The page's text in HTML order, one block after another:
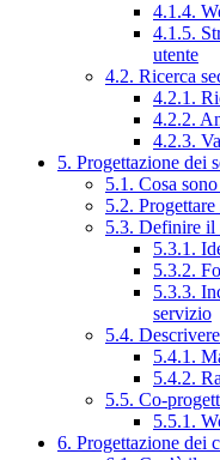
4.1.4.
4.1.5.
utente
4.2. Ricerca
4.2.1.
4.2.2.
4.2.3.
5. Progettazione dei
5.1. Cosa
5.2.
5.3. Definire il
5.3.1.
5.3.2.
5.3.3.
servizio
5.4.
5.4.1.
5.4.2.
5.5. Co-
5.5.1.
6. Progettazione dei